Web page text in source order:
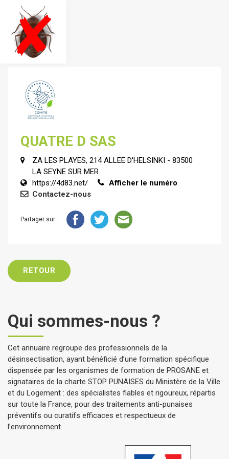
QUATRE D SAS
ZA LES PLAYES, 214 ALLEE D'HELSINKI - 83500
LA SEYNE SUR MER
https://4d83.net/
Afficher le numéro
Contactez-nous
Partager sur :
RETOUR
Qui sommes-nous ?
Cet annuaire regroupe des professionnels de la
désinsectisation, ayant bénéficié d’une formation spécifique
dispensée par les organismes de formation de PROSANE et
signataires de la charte STOP PUNAISES du Ministère de la Ville
et du Logement : des spécialistes fiables et rigoureux, répartis
sur toute la France, pour des traitements anti-punaises
préventifs ou curatifs efficaces et respectueux de
l’environnement.